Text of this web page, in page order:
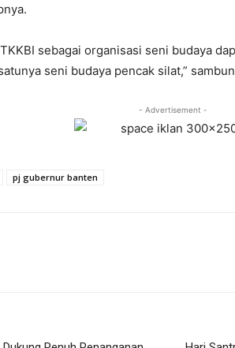
sebagai organisasi seni budaya
seni budaya pencak silat,”
- Advertisement -
pj gubernur banten